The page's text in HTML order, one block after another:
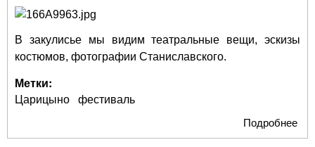
В закулисье мы видим театральные вещи, эскизы
костюмов, фотографии Станиславского.
Метки:
Царицыно
фестиваль
Подробнее